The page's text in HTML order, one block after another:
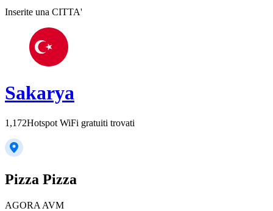
Inserite una CITTA'
Sakarya
1,172Hotspot WiFi gratuiti trovati
Pizza Pizza
AGORA AVM